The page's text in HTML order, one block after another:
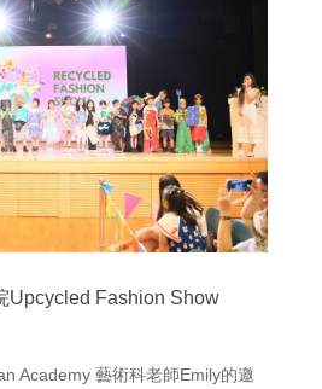
Upcycled Fashion Show
Academy 藝術科老師Emily的邀